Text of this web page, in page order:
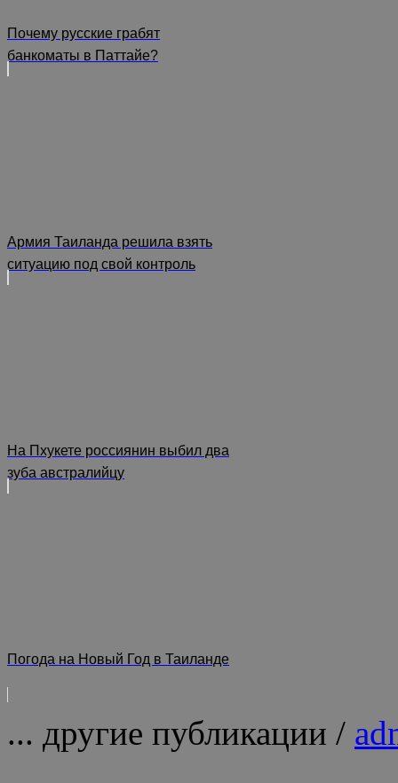
Почему русские грабят
банкоматы в Паттайе?
Армия Таиланда решила взять
ситуацию под свой контроль
На Пхукете россиянин выбил два
зуба австралийцу
Погода на Новый Год в Таиланде
... другие публикации /